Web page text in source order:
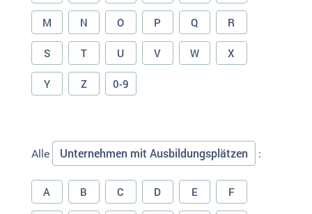
M N O P Q R
S T U V W X
Y Z 0-9
Alle Unternehmen mit Ausbildungsplätzen :
A B C D E F